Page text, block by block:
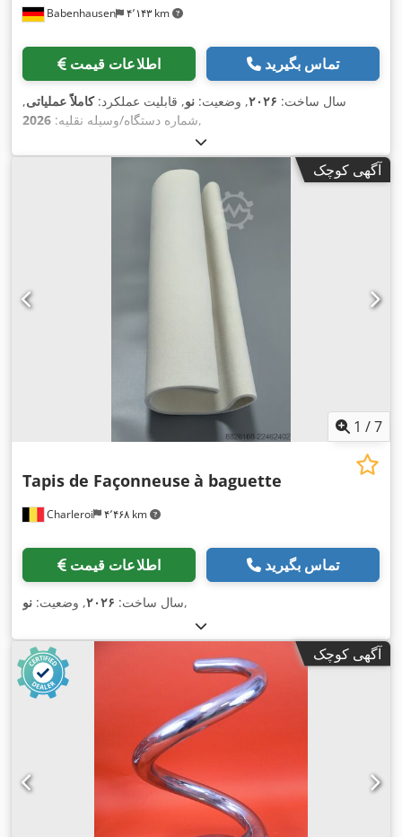
Babenhausen ۴٬۱۴۳ km
اطلاعات قیمت تماس بگیرید
سال ساخت: ۲۰۲۶, وضعیت: نو, قابلیت عملکرد:کاملاً عملیاتی,
شماره دستگاه/وسیله نقلیه: 2026 ,
آگهی کوچک
1 /7
Charleroi ۴٬۴۶۸ km
Tapis de Façonneuse à baguette
اطلاعات قیمت تماس بگیرید
سال ساخت: ۲۰۲۶, وضعیت: نو ,
آگهی کوچک